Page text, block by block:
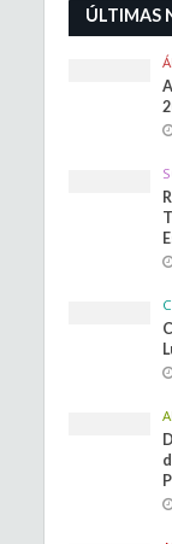
ÚLTIMAS